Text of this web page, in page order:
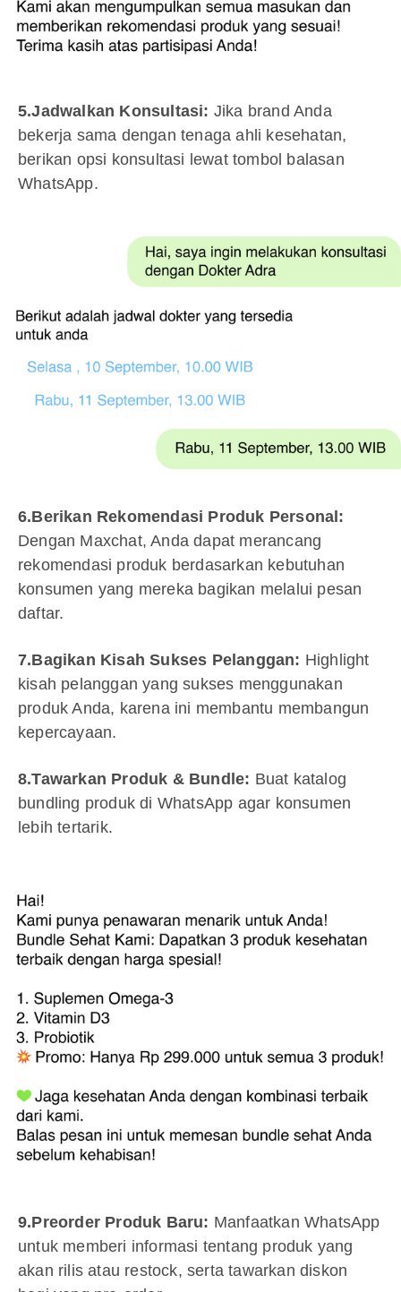
5.Jadwalkan Konsultasi: Jika brand Anda
bekerja sama dengan tenaga ahli kesehatan,
berikan opsi konsultasi lewat tombol balasan
WhatsApp.
6.Berikan Rekomendasi Produk Personal:
Dengan Maxchat, Anda dapat merancang
rekomendasi produk berdasarkan kebutuhan
konsumen yang mereka bagikan melalui pesan
daftar.
7.Bagikan Kisah Sukses Pelanggan: Highlight
kisah pelanggan yang sukses menggunakan
produk Anda, karena ini membantu membangun
kepercayaan.
8.Tawarkan Produk & Bundle: Buat katalog
bundling produk di WhatsApp agar konsumen
lebih tertarik.
9.Preorder Produk Baru: Manfaatkan WhatsApp
untuk memberi informasi tentang produk yang
akan rilis atau restock, serta tawarkan diskon